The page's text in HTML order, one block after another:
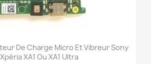
De Charge Micro Et Vibreur Sony
Xpéria XA1 Ou XA1 Ultra